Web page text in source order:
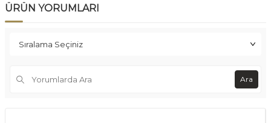
ÜRÜN YORUMLARI
Ara